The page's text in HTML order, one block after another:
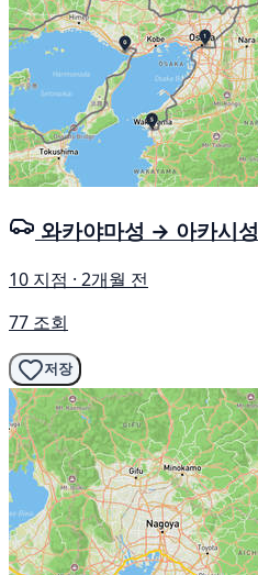
와카야마성 → 아카시성
10 지점 · 2개월 전
77 조회
저장